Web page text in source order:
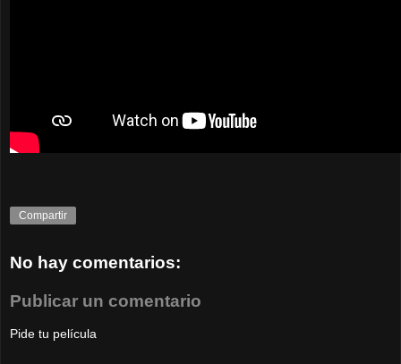
Compartir
No hay comentarios:
Publicar un comentario
Pide tu película